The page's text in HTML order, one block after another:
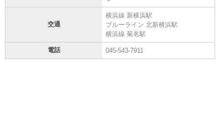
交通
横浜線 新横浜駅
ブルーライン 北新横浜駅
横浜線 菊名駅
電話 045-543-7911